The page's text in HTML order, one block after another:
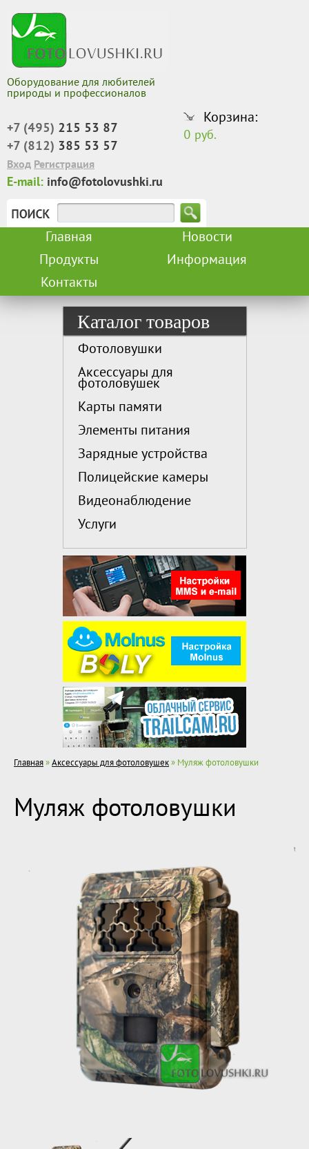
Оборудование для любителей
природы и профессионалов
+7 (495) 215 53 87
+7 (812) 385 53 57
Вход Регистрация
E-mail: info@fotolovushki.ru
Корзина:
0 руб.
Главная
Новости
Продукты
Информация
Контакты
Каталог товаров
Фотоловушки
Аксессуары для
фотоловушек
Карты памяти
Элементы питания
Зарядные устройства
Полицейские камеры
Видеонаблюдение
Услуги
Главная » Аксессуары для фотоловушек » Муляж фотоловушки
Муляж фотоловушки